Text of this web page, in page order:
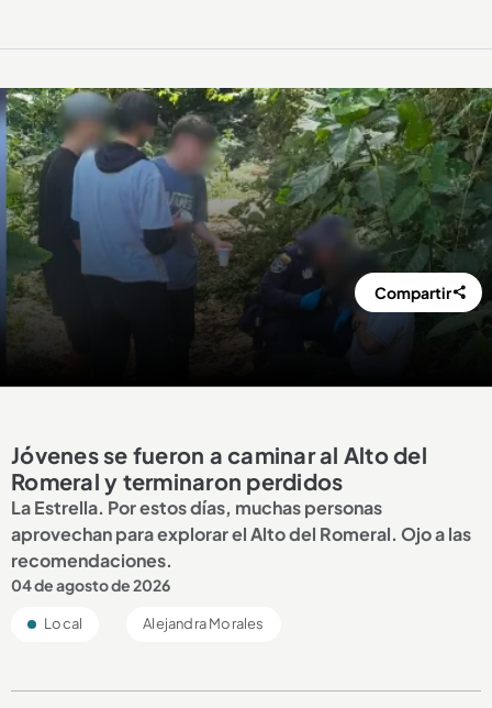
Compartir
Jóvenes se fueron a caminar al Alto del
Romeral y terminaron perdidos
La Estrella. Por estos días, muchas personas
aprovechan para explorar el Alto del Romeral. Ojo a las
recomendaciones.
04 de agosto de 2026
Local Alejandra Morales